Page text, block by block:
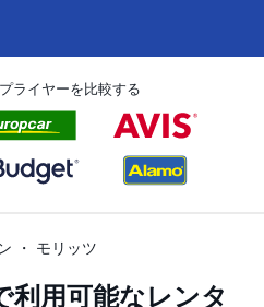
ライヤーを比較する
・ モリッツ
利用可能なレンタ